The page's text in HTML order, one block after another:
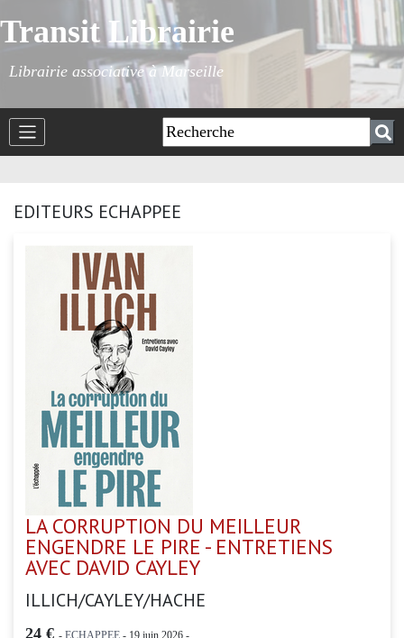
Transit Librairie
Librairie associative à Marseille
EDITEURS ECHAPPEE
LA CORRUPTION DU MEILLEUR
ENGENDRE LE PIRE - ENTRETIENS
AVEC DAVID CAYLEY
ILLICH/CAYLEY/HACHE
24 € - ECHAPPEE- 19 juin 2026 -